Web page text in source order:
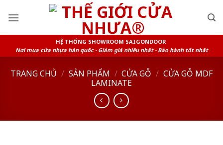
HỆ THỐNG SHOWROOM SAIGONDOOR
Nơi mua cửa nhựa hàn quốc - Giảm giá nhiều nhất - Bảo hành tốt nhất
TRANG CHỦ / SẢN PHẨM / CỬA GỖ / CỬA GỖ MDF
LAMINATE